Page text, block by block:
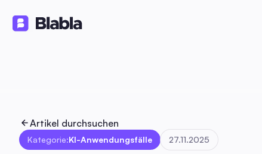
Artikel durchsuchen
Kategorie:KI-Anwendungsfälle 27.11.2025